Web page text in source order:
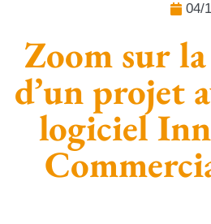
04/
Zoom sur
d’un projet
logiciel